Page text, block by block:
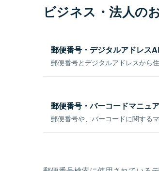
ビジネス・法人の
郵便番号・デジタルアドレス
郵便番号とデジタルアドレスから
郵便番号・バーコードマニュ
郵便番号や、バーコードに関する